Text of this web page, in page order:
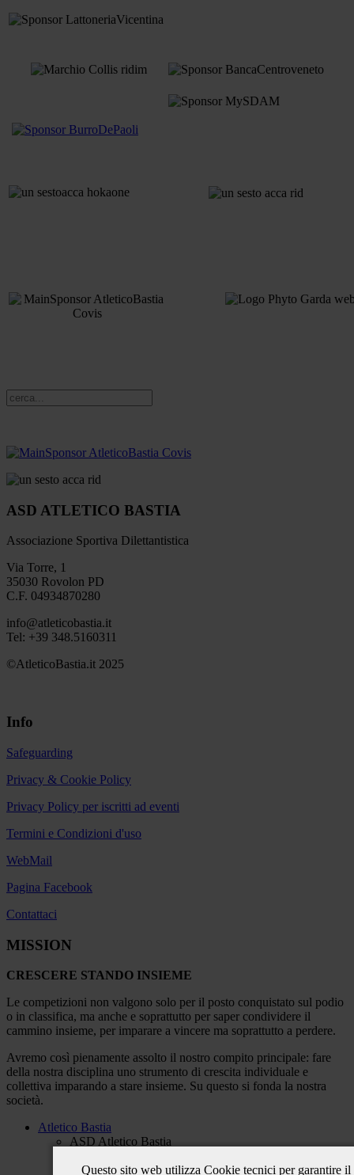
ASD ATLETICO BASTIA
Associazione Sportiva Dilettantistica
Via Torre, 1
35030 Rovolon PD
C.F. 04934870280
info@atleticobastia.it
Tel: +39 348.5160311
©AtleticoBastia.it 2025
Info
Safeguarding
Privacy & Cookie Policy
Privacy Policy per iscritti ad eventi
Termini e Condizioni d'uso
WebMail
Pagina Facebook
Contattaci
MISSION
CRESCERE STANDO INSIEME
Le competizioni non valgono solo per il posto conquistato sul podio
o in classifica, ma anche e soprattutto per saper condividere il
cammino insieme, per imparare a vincere ma soprattutto a perdere.
Avremo così pienamente assolto il nostro compito principale: fare
della nostra disciplina uno strumento di crescita individuale e
collettiva imparando a stare insieme. Su questo si fonda la nostra
società.
Atletico Bastia
ASD Atletico Bastia
Team
Questo sito web utilizza Cookie tecnici per garantire